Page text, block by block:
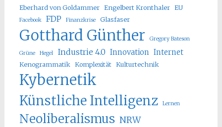
Eberhard von Goldammer Engelbert Kronthaler EU
Facebook FDP Finanzkrise Glasfaser
Gotthard Günther Gregory Bateson
Grüne Hegel Industrie 4.0 Innovation Internet
Kenogrammatik Komplexität Kulturtechnik
Kybernetik
Künstliche Intelligenz Lernen
Neoliberalismus NRW